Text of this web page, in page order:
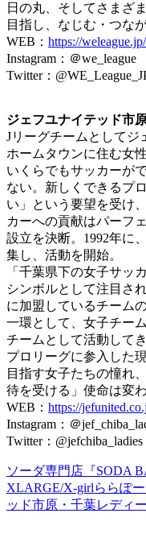
日の丸、そしてさまざ
目指し、なじむ・つな
WEB： https://weleague.jp/
Instagram：＠we_league
Twitter：
ジェフユナイテッド市
Jリーグチームとしてジ
ホームタウンに住む女
いくらでもサッカーが
ない。新しくできるプ
い」という要望を受け
カーへの貢献はパーフ
設立を決断。1992年に
集し、活動を開始。
「千葉県下の女子サッ
シンボルとして注目さ
に加盟しているチーム
一環として、女子チー
チームとして活動してき
プロリーグに参入した
目指す女子たちの憧れ
待を受ける」使命は変
WEB： https://
Instagram：＠
Twitter：@jefchiba_ladies
ソーダ専門店『SODA
XLARGE/X-girlららぽ
ッド市原・千葉レディ